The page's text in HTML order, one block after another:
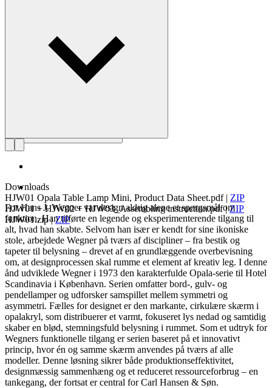
Downloads
HJW01 Opala Table Lamp Mini, Product Data Sheet.pdf| ZIP
HJW01 + HJW02 + HJW03_Assembling instruction.pdf|ZIP
HJW01.zip|ZIP
For Hans J. Wegner var design aldrig alene et spørgsmål om
funktion. Han tilførte en legende og eksperimenterende tilgang til
alt, hvad han skabte. Selvom han især er kendt for sine ikoniske
stole, arbejdede Wegner på tværs af discipliner – fra bestik og
tapeter til belysning – drevet af en grundlæggende overbevisning
om, at designprocessen skal rumme et element af kreativ leg. I denne
ånd udviklede Wegner i 1973 den karakterfulde Opala-serie til Hotel
Scandinavia i København. Serien omfatter bord-, gulv- og
pendellamper og udforsker samspillet mellem symmetri og
asymmetri. Fælles for designet er den markante, cirkulære skærm i
opalakryl, som distribuerer et varmt, fokuseret lys nedad og samtidig
skaber en blød, stemningsfuld belysning i rummet. Som et udtryk for
Wegners funktionelle tilgang er serien baseret på et innovativt
princip, hvor én og samme skærm anvendes på tværs af alle
modeller. Denne løsning sikrer både produktionseffektivitet,
designmæssig sammenhæng og et reduceret ressourceforbrug – en
tankegang, der fortsat er central for Carl Hansen & Søn.